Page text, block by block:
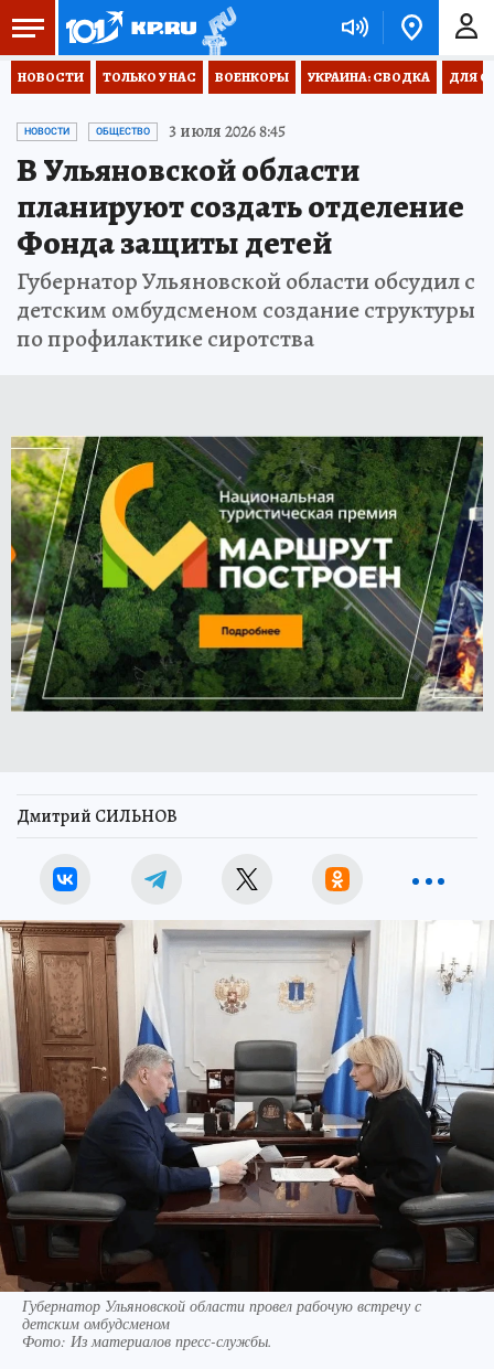
НОВОСТИ ТОЛЬКО У НАС ВОЕНКОРЫ УКРАИНА: СВОДКА ДЛЯ
НОВОСТИ ОБЩЕСТВО 3 июля 2026 8:45
В Ульяновской области
планируют создать отделение
Фонда защиты детей
Губернатор Ульяновской области обсудил с
детским омбудсменом создание структуры
по профилактике сиротства
Дмитрий СИЛЬНОВ
Губернатор Ульяновской области провел рабочую встречу с
детским омбудсменом
Фото: Из материалов пресс-службы.